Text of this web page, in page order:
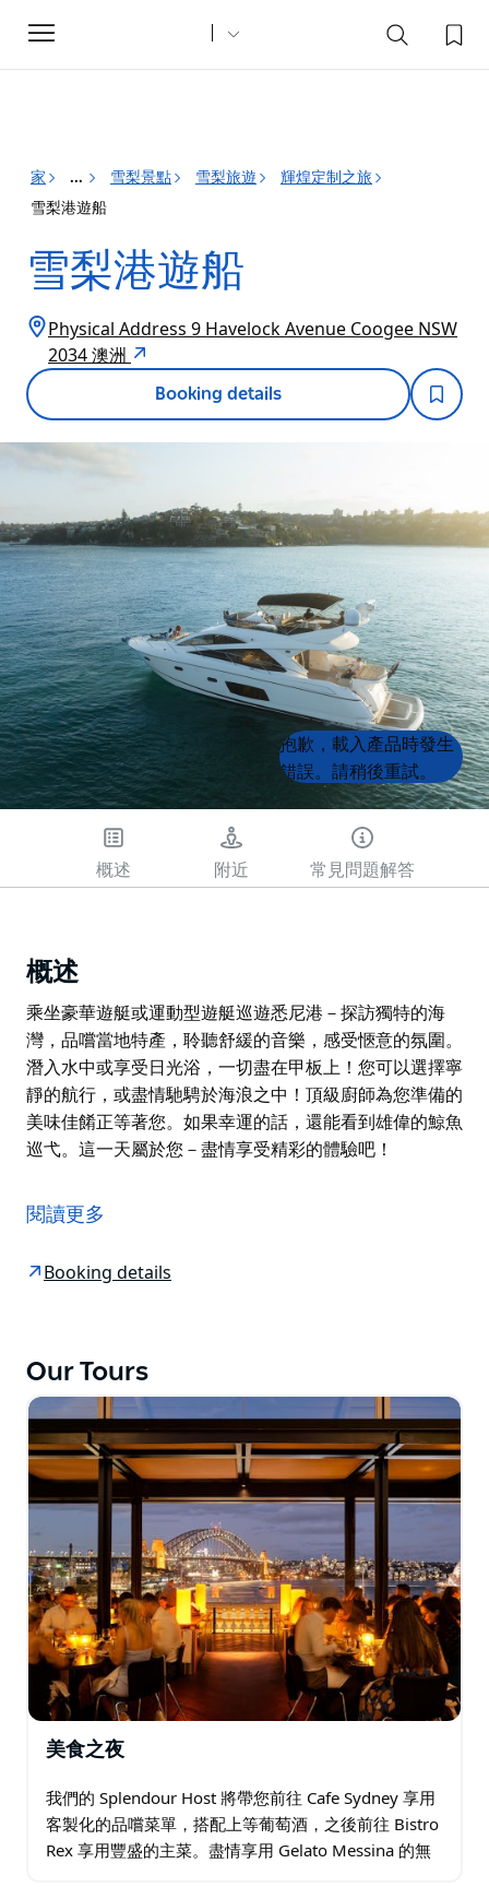
Toggle
navigation
家 ... 雪梨景點 雪梨旅遊
輝煌定制之旅
雪梨港遊船
雪梨港遊船
Physical Address 9 Havelock Avenue Coogee NSW
2034 澳洲
Booking details
Product
List
Product
List
抱歉，載入產品時發生
錯誤。請稍後重試。
概述 附近 常見問題解答
概述
乘坐豪華遊艇或運動型遊艇巡遊悉尼港－探訪獨特的海
灣，品嚐當地特產，聆聽舒緩的音樂，感受愜意的氛圍。
潛入水中或享受日光浴，一切盡在甲板上！您可以選擇寧
靜的航行，或盡情馳騁於海浪之中！頂級廚師為您準備的
美味佳餚正等著您。如果幸運的話，還能看到雄偉的鯨魚
巡弋。這一天屬於您－盡情享受精彩的體驗吧！
灣，品嚐當地特產，聆聽舒緩的音樂，感受愜意的氛圍。
潛入水中或享受日光浴，一切盡在甲板上！您可以選擇寧
美味佳餚正等著您。如果幸運的話，還能看到雄偉的鯨魚
閱讀更多
Booking details
Our Tours
美食之夜
我們的 Splendour Host 將帶您前往 Cafe Sydney 享用
客製化的品嚐菜單，搭配上等葡萄酒，之後前往 Bistro
Rex 享用豐盛的主菜。盡情享用 Gelato Messina 的無